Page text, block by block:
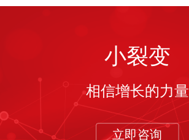
小裂变
相信增长的力量
立即咨询